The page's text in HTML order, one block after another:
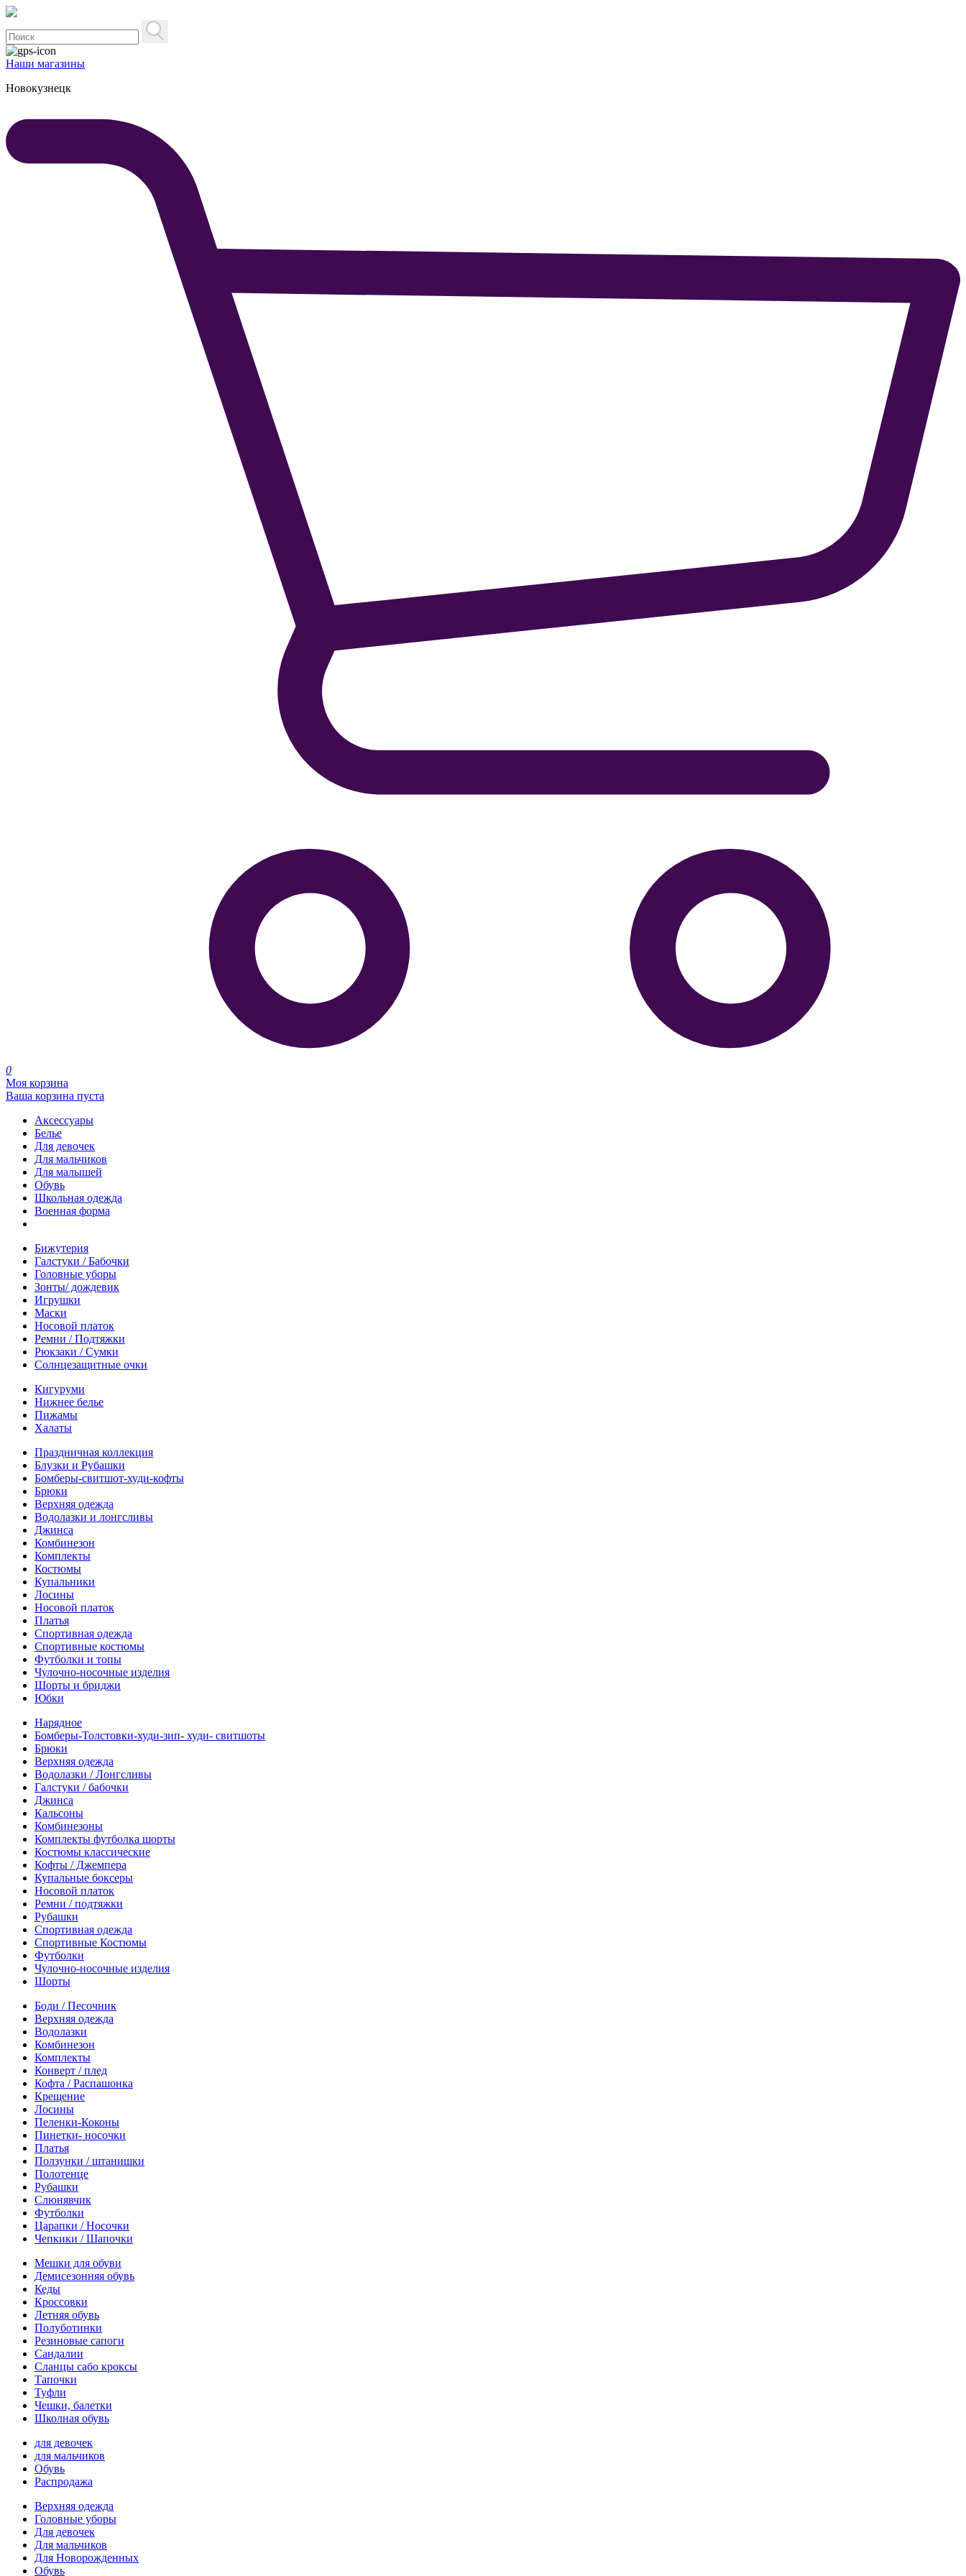
Наши магазины
Новокузнецк
0
Моя корзина
Ваша корзина пуста
Аксессуары
Белье
Для девочек
Для мальчиков
Для малышей
Обувь
Школьная одежда
Военная форма
Бижутерия
Галстуки / Бабочки
Головные уборы
Зонты/ дождевик
Игрушки
Маски
Носовой платок
Ремни / Подтяжки
Рюкзаки / Сумки
Солнцезащитные очки
Кигуруми
Нижнее белье
Пижамы
Халаты
Праздничная коллекция
Блузки и Рубашки
Бомберы-свитшот-худи-кофты
Брюки
Верхняя одежда
Водолазки и лонгсливы
Джинса
Комбинезон
Комплекты
Костюмы
Купальники
Лосины
Носовой платок
Платья
Спортивная одежда
Спортивные костюмы
Футболки и топы
Чулочно-носочные изделия
Шорты и бриджи
Юбки
Нарядное
Бомберы-Толстовки-худи-зип- худи- свитшоты
Брюки
Верхняя одежда
Водолазки / Лонгсливы
Галстуки / бабочки
Джинса
Кальсоны
Комбинезоны
Комплекты футболка шорты
Костюмы классические
Кофты / Джемпера
Купальные боксеры
Носовой платок
Ремни / подтяжки
Рубашки
Спортивная одежда
Спортивные Костюмы
Футболки
Чулочно-носочные изделия
Шорты
Боди / Песочник
Верхняя одежда
Водолазки
Комбинезон
Комплекты
Конверт / плед
Кофта / Распашонка
Крещение
Лосины
Пеленки-Коконы
Пинетки- носочки
Платья
Ползунки / штанишки
Полотенце
Рубашки
Слюнявчик
Футболки
Царапки / Носочки
Чепкики / Шапочки
Мешки для обуви
Демисезонняя обувь
Кеды
Кроссовки
Летняя обувь
Полуботинки
Резиновые сапоги
Сандалии
Сланцы сабо кроксы
Тапочки
Туфли
Чешки, балетки
Школная обувь
для девочек
для мальчиков
Обувь
Распродажа
Верхняя одежда
Головные уборы
Для девочек
Для мальчиков
Для Новорожденных
Обувь